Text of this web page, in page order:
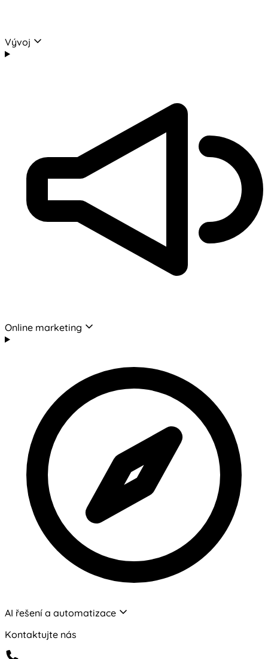
Vývoj
Online marketing
AI řešení a automatizace
Kontaktujte nás